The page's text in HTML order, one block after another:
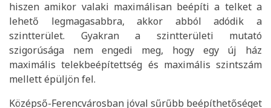
hiszen amikor valaki maximálisan beépíti a telket a
lehető legmagasabbra, akkor abból adódik a
szintterület. Gyakran a szintterületi mutató
szigorúsága nem engedi meg, hogy egy új ház
maximális telekbeépítettség és maximális szintszám
mellett épüljön fel.
Középső-Ferencvárosban jóval sűrűbb beépíthetőséget